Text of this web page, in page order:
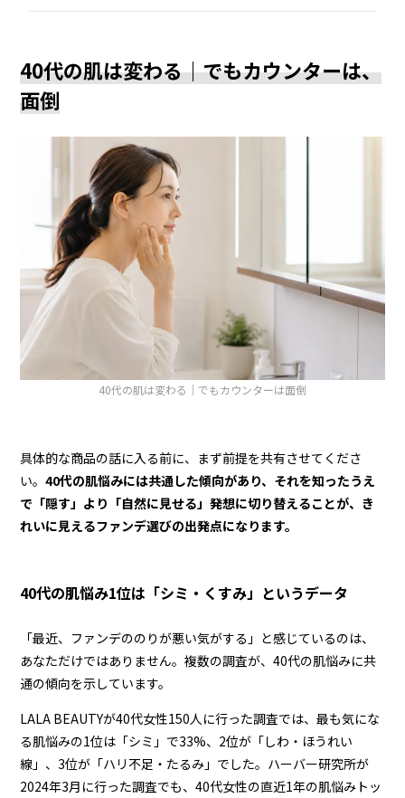
40代の肌は変わる｜でもカウンターは、
面倒
40代の肌は変わる｜でもカウンターは面倒
具体的な商品の話に入る前に、まず前提を共有させてくださ
い。40代の肌悩みには共通した傾向があり、それを知ったうえ
で「隠す」より「自然に見せる」発想に切り替えることが、き
れいに見えるファンデ選びの出発点になります。
40代の肌悩み1位は「シミ・くすみ」というデータ
「最近、ファンデののりが悪い気がする」と感じているのは、
あなただけではありません。複数の調査が、40代の肌悩みに共
通の傾向を示しています。
LALA BEAUTYが40代女性150人に行った調査では、最も気にな
る肌悩みの1位は「シミ」で33%、2位が「しわ・ほうれい
線」、3位が「ハリ不足・たるみ」でした。ハーバー研究所が
2024年3月に行った調査でも、40代女性の直近1年の肌悩みトッ